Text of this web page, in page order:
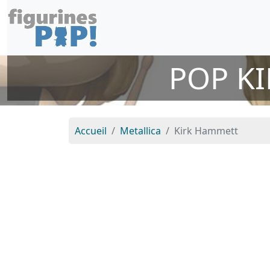
POP
Accueil Metallica Kirk Hammett